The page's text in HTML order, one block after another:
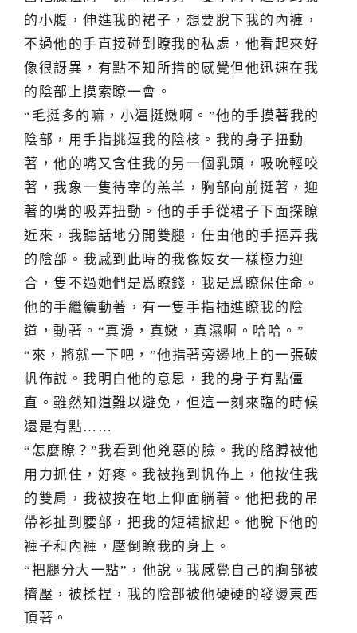
的小腹，伸進我的裙子，想要脫下我的內褲，
不過他的手直接碰到瞭我的私處，他看起來好
像很訝異，有點不知所措的感覺但他迅速在我
的陰部上摸索瞭一會。
“毛挺多的嘛，小逼挺嫩啊。”他的手摸著我的
陰部，用手指挑逗我的陰核。我的身子扭動
著，他的嘴又含住我的另一個乳頭，吸吮輕咬
著，我象一隻待宰的羔羊，胸部向前挺著，迎
著的嘴的吸弄扭動。他的手手從裙子下面探瞭
近來，我聽話地分開雙腿，任由他的手摳弄我
的陰部。我感到此時的我像妓女一樣極力迎
合，隻不過她們是爲瞭錢，我是爲瞭保住命。
他的手繼續動著，有一隻手指插進瞭我的陰
道，動著。“真滑，真嫩，真濕啊。哈哈。”
“來，將就一下吧，”他指著旁邊地上的一張破
帆佈說。我明白他的意思，我的身子有點僵
直。雖然知道難以避免，但這一刻來臨的時候
還是有點……
“怎麼瞭？”我看到他兇惡的臉。我的胳膊被他
用力抓住，好疼。我被拖到帆佈上，他按住我
的雙肩，我被按在地上仰面躺著。他把我的吊
帶衫扯到腰部，把我的短裙掀起。他脫下他的
褲子和內褲，壓倒瞭我的身上。
“把腿分大一點”，他說。我感覺自己的胸部被
擠壓，被揉捏，我的陰部被他硬硬的發燙東西
頂著。